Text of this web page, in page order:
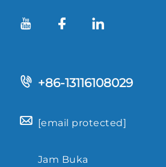
+86-13116108029
[email protected]
Jam Buka